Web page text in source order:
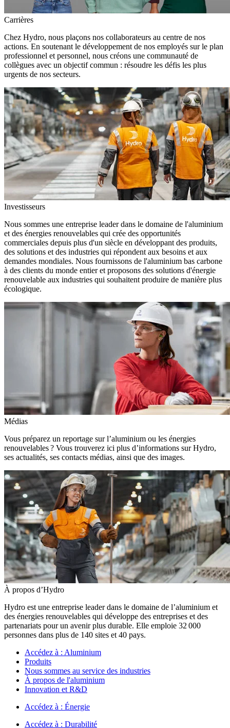
Carrières
Chez Hydro, nous plaçons nos collaborateurs au centre de nos
actions. En soutenant le développement de nos employés sur le plan
professionnel et personnel, nous créons une communauté de
collègues avec un objectif commun : résoudre les défis les plus
urgents de nos secteurs.
Investisseurs
Nous sommes une entreprise leader dans le domaine de l'aluminium
et des énergies renouvelables qui crée des opportunités
commerciales depuis plus d'un siècle en développant des produits,
des solutions et des industries qui répondent aux besoins et aux
demandes mondiales. Nous fournissons de l'aluminium bas carbone
à des clients du monde entier et proposons des solutions d'énergie
renouvelable aux industries qui souhaitent produire de manière plus
écologique.
Médias
Vous préparez un reportage sur l’aluminium ou les énergies
renouvelables ? Vous trouverez ici plus d’informations sur Hydro,
ses actualités, ses contacts médias, ainsi que des images.
À propos d’Hydro
Hydro est une entreprise leader dans le domaine de l’aluminium et
des énergies renouvelables qui développe des entreprises et des
partenariats pour un avenir plus durable. Elle emploie 32 000
personnes dans plus de 140 sites et 40 pays.
Accédez à : Aluminium
Produits
Nous sommes au service des industries
À propos de l'aluminium
Innovation et R&D
Accédez à : Énergie
Accédez à : Durabilité